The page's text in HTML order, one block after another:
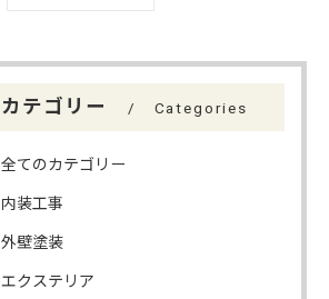
カテゴリー Categories
全てのカテゴリー
内装工事
外壁塗装
エクステリア